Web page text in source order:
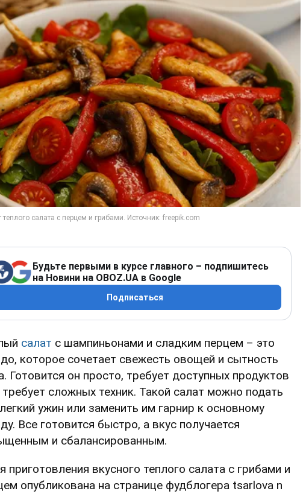
Будьте первыми в курсе главного – подпишитесь
на Новини на OBOZ.UA в Google
Подписаться
салат с шампиньонами и сладким перцем – это
которое сочетает свежесть овощей и сытность
Готовится он просто, требует доступных продуктов
требует сложных техник. Такой салат можно подать
ужин или заменить им гарнир к основному
Все готовится быстро, а вкус получается
и сбалансированным.
приготовления вкусного теплого салата с грибами и
опубликована на странице фудблогера tsarlova n